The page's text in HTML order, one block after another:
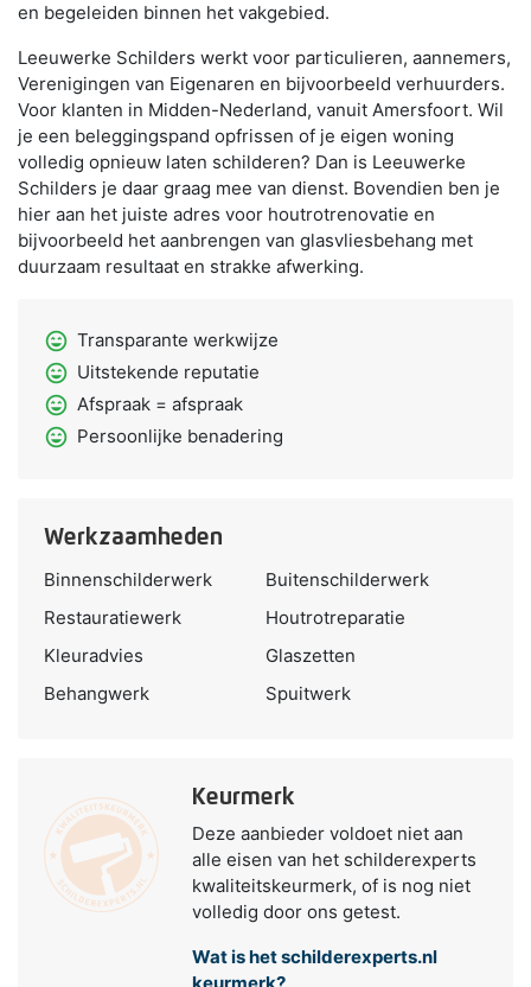
en begeleiden binnen het vakgebied.
Leeuwerke Schilders werkt voor particulieren, aannemers,
Verenigingen van Eigenaren en bijvoorbeeld verhuurders.
Voor klanten in Midden-Nederland, vanuit Amersfoort. Wil
je een beleggingspand opfrissen of je eigen woning
volledig opnieuw laten schilderen? Dan is Leeuwerke
Schilders je daar graag mee van dienst. Bovendien ben je
hier aan het juiste adres voor houtrotrenovatie en
bijvoorbeeld het aanbrengen van glasvliesbehang met
duurzaam resultaat en strakke afwerking.
sentiment_very_satisfied Transparante werkwijze
sentiment_very_satisfied Uitstekende reputatie
sentiment_very_satisfied Afspraak = afspraak
sentiment_very_satisfied Persoonlijke benadering
Werkzaamheden
Binnenschilderwerk
Buitenschilderwerk
Restauratiewerk
Houtrotreparatie
Kleuradvies
Glaszetten
Behangwerk
Spuitwerk
Keurmerk
Deze aanbieder voldoet niet aan
alle eisen van het schilderexperts
kwaliteitskeurmerk, of is nog niet
volledig door ons getest.
Wat is het schilderexperts.nl